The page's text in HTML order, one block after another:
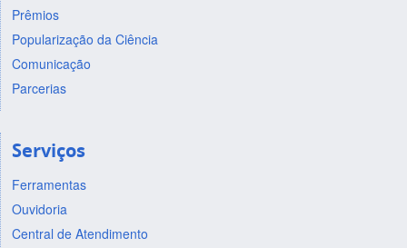
Prêmios
Popularização da Ciência
Comunicação
Parcerias
Serviços
Ferramentas
Ouvidoria
Central de Atendimento